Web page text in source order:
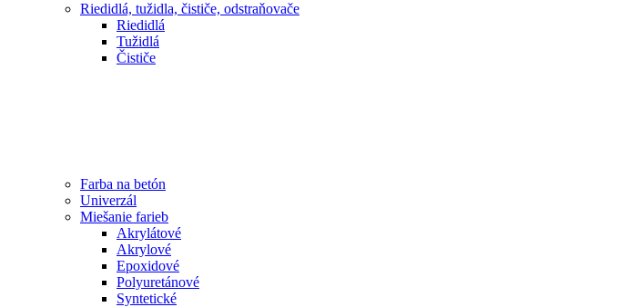
Riedidlá, tužidla, čističe, odstraňovače
Riedidlá
Tužidlá
Čističe
Farba na betón
Univerzál
Miešanie farieb
Akrylátové
Akrylové
Epoxidové
Polyuretánové
Syntetické